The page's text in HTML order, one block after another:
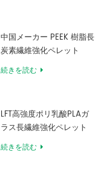
中国メーカー PEEK 樹脂長
炭素繊維強化ペレット
続きを読む
LFT高強度ポリ乳酸PLAガ
ラス長繊維強化ペレット
続きを読む